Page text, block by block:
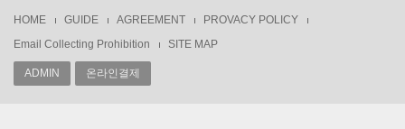
HOME GUIDE AGREEMENT
PROVACY POLICY
Email Collecting Prohibition
SITE MAP
ADMIN 온라인결제